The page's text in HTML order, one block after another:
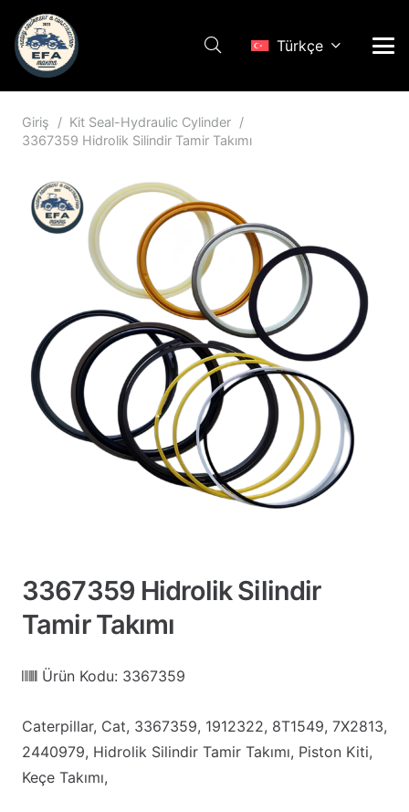
Türkçe
Giriş / Kit Seal-Hydraulic Cylinder /
3367359 Hidrolik Silindir Tamir Takımı
3367359 Hidrolik Silindir
Tamir Takımı
Ürün Kodu: 3367359
Caterpillar, Cat, 3367359, 1912322, 8T1549, 7X2813,
2440979, Hidrolik Silindir Tamir Takımı, Piston Kiti,
Keçe Takımı,